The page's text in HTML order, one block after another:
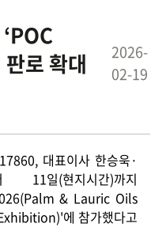
로 확대
2026-
02-19
대표이사 한승욱·
11일(현지시간)까지
& Lauric Oils
에 참가했다고